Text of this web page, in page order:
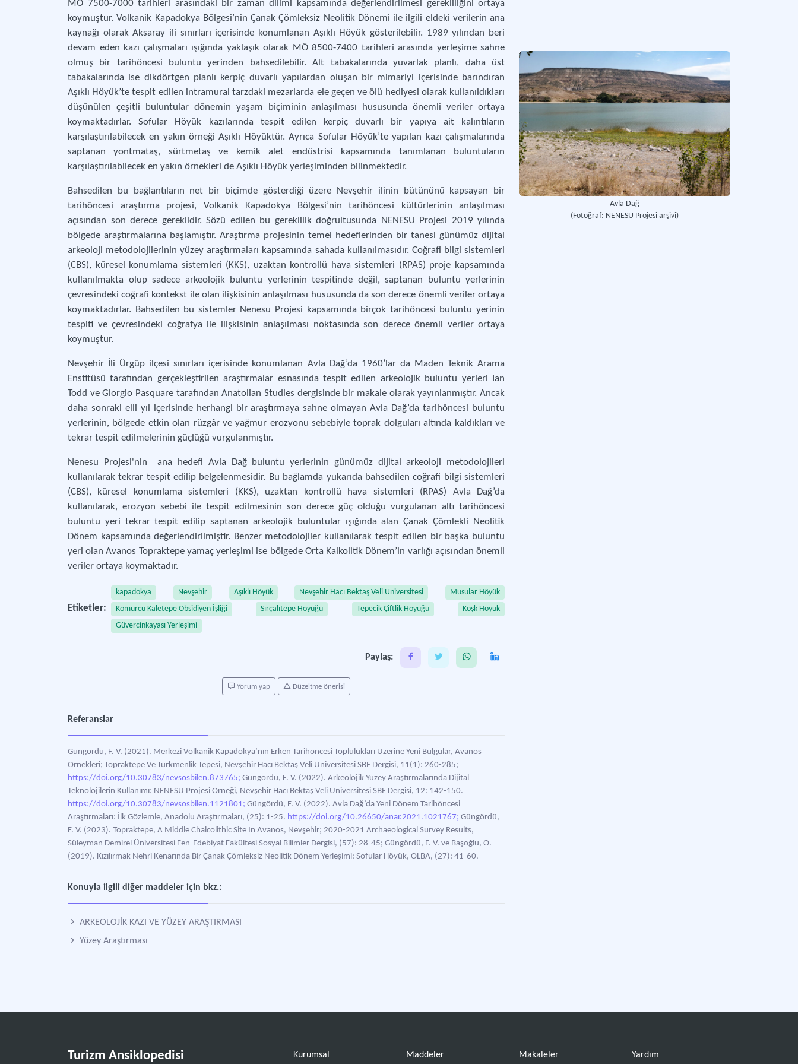
MÖ 7500-7000 tarihleri arasındaki bir zaman dilimi kapsamında değerlendirilmesi gerekliliğini ortaya
koymuştur. Volkanik Kapadokya Bölgesi’nin Çanak Çömleksiz Neolitik Dönemi ile ilgili eldeki verilerin ana
kaynağı olarak Aksaray ili sınırları içerisinde konumlanan Aşıklı Höyük gösterilebilir. 1989 yılından beri
devam eden kazı çalışmaları ışığında yaklaşık olarak MÖ 8500-7400 tarihleri arasında yerleşime sahne
olmuş bir tarihöncesi buluntu yerinden bahsedilebilir. Alt tabakalarında yuvarlak planlı, daha üst
tabakalarında ise dikdörtgen planlı kerpiç duvarlı yapılardan oluşan bir mimariyi içerisinde barındıran
Aşıklı Höyük’te tespit edilen intramural tarzdaki mezarlarda ele geçen ve ölü hediyesi olarak kullanıldıkları
düşünülen çeşitli buluntular dönemin yaşam biçiminin anlaşılması hususunda önemli veriler ortaya
koymaktadırlar. Sofular Höyük kazılarında tespit edilen kerpiç duvarlı bir yapıya ait kalıntıların
karşılaştırılabilecek en yakın örneği Aşıklı Höyüktür. Ayrıca Sofular Höyük’te yapılan kazı çalışmalarında
saptanan yontmataş, sürtmetaş ve kemik alet endüstrisi kapsamında tanımlanan buluntuların
karşılaştırılabilecek en yakın örnekleri de Aşıklı Höyük yerleşiminden bilinmektedir.
Bahsedilen bu bağlantıların net bir biçimde gösterdiği üzere Nevşehir ilinin bütününü kapsayan bir
tarihöncesi araştırma projesi, Volkanik Kapadokya Bölgesi’nin tarihöncesi kültürlerinin anlaşılması
açısından son derece gereklidir. Sözü edilen bu gereklilik doğrultusunda NENESU Projesi 2019 yılında
bölgede araştırmalarına başlamıştır. Araştırma projesinin temel hedeflerinden bir tanesi günümüz dijital
arkeoloji metodolojilerinin yüzey araştırmaları kapsamında sahada kullanılmasıdır. Coğrafi bilgi sistemleri
(CBS), küresel konumlama sistemleri (KKS), uzaktan kontrollü hava sistemleri (RPAS) proje kapsamında
kullanılmakta olup sadece arkeolojik buluntu yerlerinin tespitinde değil, saptanan buluntu yerlerinin
çevresindeki coğrafi kontekst ile olan ilişkisinin anlaşılması hususunda da son derece önemli veriler ortaya
koymaktadırlar. Bahsedilen bu sistemler Nenesu Projesi kapsamında birçok tarihöncesi buluntu yerinin
tespiti ve çevresindeki coğrafya ile ilişkisinin anlaşılması noktasında son derece önemli veriler ortaya
koymuştur.
Nevşehir İli Ürgüp ilçesi sınırları içerisinde konumlanan Avla Dağ’da 1960’lar da Maden Teknik Arama
Enstitüsü tarafından gerçekleştirilen araştırmalar esnasında tespit edilen arkeolojik buluntu yerleri Ian
Todd ve Giorgio Pasquare tarafından Anatolian Studies dergisinde bir makale olarak yayınlanmıştır. Ancak
daha sonraki elli yıl içerisinde herhangi bir araştırmaya sahne olmayan Avla Dağ’da tarihöncesi buluntu
yerlerinin, bölgede etkin olan rüzgâr ve yağmur erozyonu sebebiyle toprak dolguları altında kaldıkları ve
tekrar tespit edilmelerinin güçlüğü vurgulanmıştır.
Nenesu Projesi'nin ana hedefi Avla Dağ buluntu yerlerinin günümüz dijital arkeoloji metodolojileri
kullanılarak tekrar tespit edilip belgelenmesidir. Bu bağlamda yukarıda bahsedilen coğrafi bilgi sistemleri
(CBS), küresel konumlama sistemleri (KKS), uzaktan kontrollü hava sistemleri (RPAS) Avla Dağ’da
kullanılarak, erozyon sebebi ile tespit edilmesinin son derece güç olduğu vurgulanan altı tarihöncesi
buluntu yeri tekrar tespit edilip saptanan arkeolojik buluntular ışığında alan Çanak Çömlekli Neolitik
Dönem kapsamında değerlendirilmiştir. Benzer metodolojiler kullanılarak tespit edilen bir başka buluntu
yeri olan Avanos Topraktepe yamaç yerleşimi ise bölgede Orta Kalkolitik Dönem’in varlığı açısından önemli
veriler ortaya koymaktadır.
Etiketler:
kapadokya Nevşehir Aşıklı Höyük Nevşehir Hacı Bektaş Veli Üniversitesi
Musular Höyük
Kömürcü Kaletepe Obsidiyen İşliği
Sırçalıtepe Höyüğü Tepecik Çiftlik Höyüğü
Köşk Höyük
Güvercinkayası Yerleşimi
Paylaş:
Yorum yap Düzeltme önerisi
Referanslar
Güngördü, F. V. (2021). Merkezi Volkanik Kapadokya’nın Erken Tarihöncesi Toplulukları Üzerine Yeni Bulgular, Avanos
Örnekleri; Topraktepe Ve Türkmenlik Tepesi, Nevşehir Hacı Bektaş Veli Üniversitesi SBE Dergisi, 11(1): 260-285;
https://doi.org/10.30783/nevsosbilen.873765; Güngördü, F. V. (2022). Arkeolojik Yüzey Araştırmalarında Dijital
Teknolojilerin Kullanımı: NENESU Projesi Örneği, Nevşehir Hacı Bektaş Veli Üniversitesi SBE Dergisi, 12: 142-150.
https://doi.org/10.30783/nevsosbilen.1121801; Güngördü, F. V. (2022). Avla Dağ’da Yeni Dönem Tarihöncesi
Araştırmaları: İlk Gözlemle, Anadolu Araştırmaları, (25): 1-25. https://doi.org/10.26650/anar.2021.1021767; Güngördü,
F. V. (2023). Topraktepe, A Middle Chalcolithic Site In Avanos, Nevşehir; 2020-2021 Archaeological Survey Results,
Süleyman Demirel Üniversitesi Fen-Edebiyat Fakültesi Sosyal Bilimler Dergisi, (57): 28-45; Güngördü, F. V. ve Başoğlu, O.
(2019). Kızılırmak Nehri Kenarında Bir Çanak Çömleksiz Neolitik Dönem Yerleşimi: Sofular Höyük, OLBA, (27): 41-60.
Konuyla ilgili diğer maddeler için bkz.:
ARKEOLOJİK KAZI VE YÜZEY ARAŞTIRMASI
Yüzey Araştırması
Avla Dağ
(Fotoğraf: NENESU Projesi arşivi)
Turizm Ansiklopedisi Kurumsal Maddeler Makaleler Yardım